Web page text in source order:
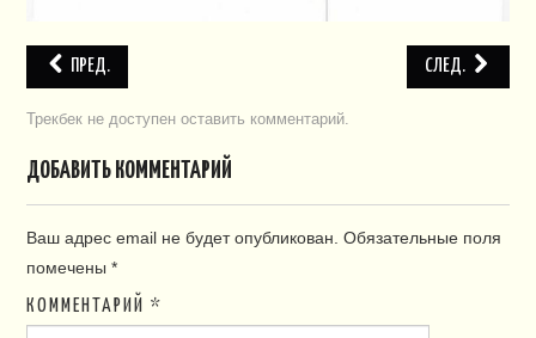
ПРЕД. СЛЕД.
Трекбек не доступеноставить комментарий.
ДОБАВИТЬ КОММЕНТАРИЙ
Ваш адрес email не будет опубликован. Обязательные поля
помечены*
КОММЕНТАРИЙ*